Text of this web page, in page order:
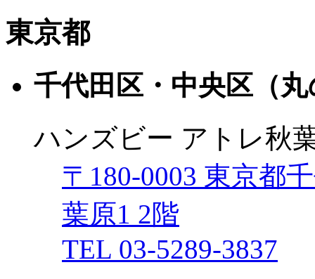
東京都
千代田区・中央区（
ハンズビー アトレ秋
〒180-0003 東京都
葉原1 2階
TEL 03-5289-3837